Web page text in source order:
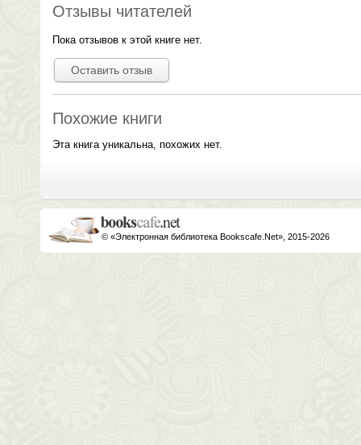
Отзывы читателей
Пока отзывов к этой книге нет.
Оставить отзыв
Похожие книги
Эта книга уникальна, похожих нет.
© «Электронная библиотека Bookscafe.Net», 2015-2026